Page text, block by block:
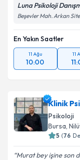
Luna Psikoloji
Beşevler Mah. Arkan
En Yakın Saatler
11 Ağu
10:00
11
Klinik
Psikoloji
Bursa,
5 (76
Murat bey işine son